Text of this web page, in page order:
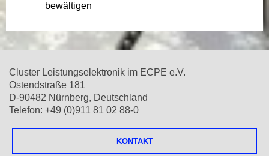
bewältigen
Cluster Leistungselektronik im ECPE e.V.
Ostendstraße 181
D-90482 Nürnberg, Deutschland
Telefon: +49 (0)911 81 02 88-0
KONTAKT